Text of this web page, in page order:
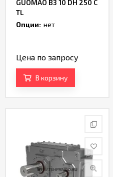
GUOMAO B3 10 DH 250 C
TL
Опции: нет
Цена по запросу
В корзину